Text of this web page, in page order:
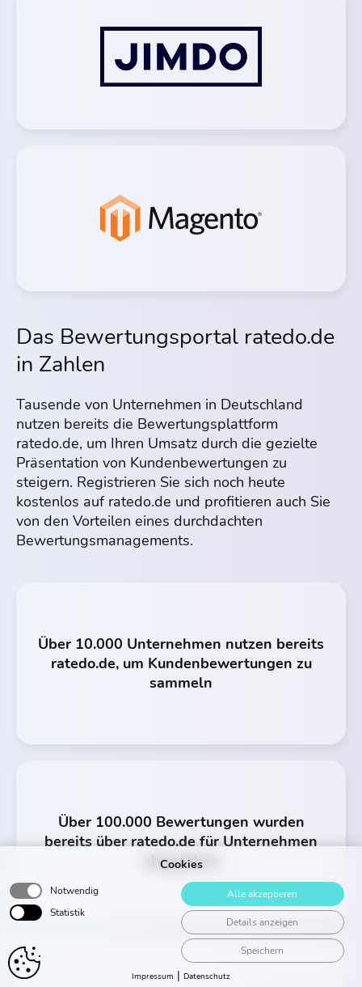
Cookies
Notwendig
Statistik
Alle akzeptieren
Details anzeigen
Speichern
Impressum | Datenschutz
Das Bewertungsportal ratedo.de
in Zahlen
Tausende von Unternehmen in Deutschland
nutzen bereits die Bewertungsplattform
ratedo.de, um Ihren Umsatz durch die gezielte
Präsentation von Kundenbewertungen zu
steigern. Registrieren Sie sich noch heute
kostenlos auf ratedo.de und profitieren auch Sie
von den Vorteilen eines durchdachten
Bewertungs­managements.
Über 10.000 Unternehmen nutzen bereits
ratedo.de, um Kundenbewertungen zu
sammeln
Über 100.000 Bewertungen wurden
bereits über ratedo.de für Unternehmen
abgegeben